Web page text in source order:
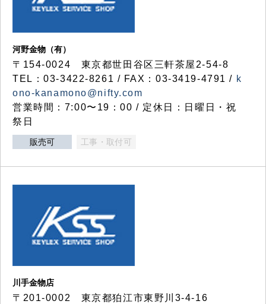
河野金物（有）
〒154-0024 東京都世田谷区三軒茶屋2-54-8
TEL：03-3422-8261 / FAX：03-3419-4791 / k
ono-kanamono@nifty.com
営業時間：7:00〜19：00 / 定休日：日曜日・祝
祭日
販売可 工事・取付可
川手金物店
〒201-0002 東京都狛江市東野川3-4-16